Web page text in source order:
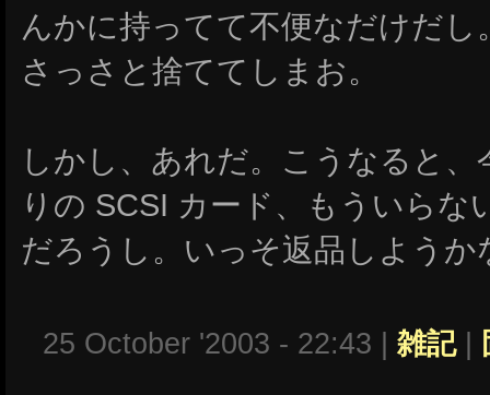
んかに持ってて不便なだけだし
さっさと捨ててしまお。
しかし、あれだ。こうなると
りの SCSI カード、もういらな
だろうし。いっそ返品しようか
25 October '2003 - 22:43 | 雑記|